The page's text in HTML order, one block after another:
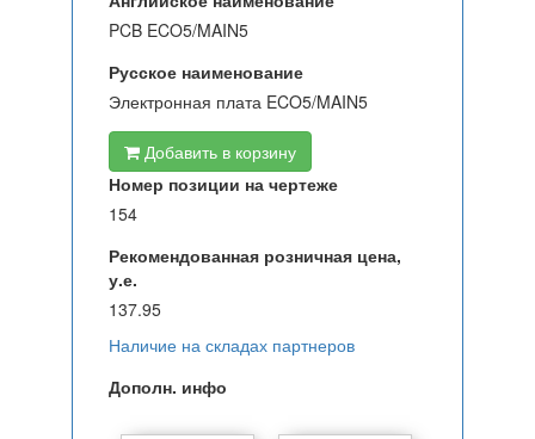
PCB ECO5/MAIN5
Русское наименование
Электронная плата ECO5/MAIN5
Добавить в корзину
Номер позиции на чертеже
154
Рекомендованная розничная цена,
у.е.
137.95
Наличие на складах партнеров
Дополн. инфо